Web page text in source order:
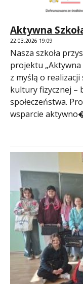
Aktywna
22.03.2026 19:09
Nasza szkoła
projektu „Aktywna
z myślą o
kultury fizycznej –
społeczeństwa.
wsparcie